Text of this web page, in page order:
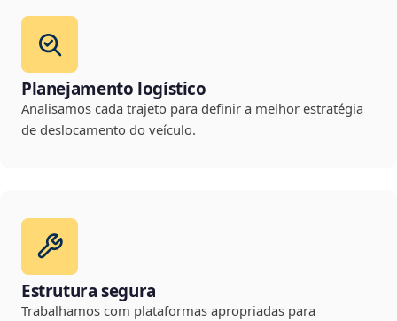
Planejamento logístico
Analisamos cada trajeto para definir a melhor estratégia
de deslocamento do veículo.
Estrutura segura
Trabalhamos com plataformas apropriadas para